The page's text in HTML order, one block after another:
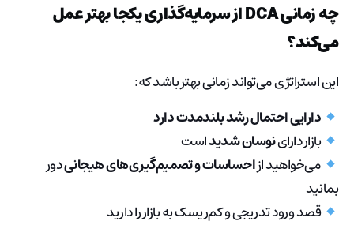
چه زمانی DCA از سرمایه‌گذاری یکجا بهتر عمل
می‌کند؟
این استراتژی می‌تواند زمانی بهتر باشد که:
دارایی احتمال رشد بلندمدت دارد
بازار داراینوسان شدیداست
می‌خواهید ازاحساسات و تصمیم‌گیری‌های هیجانیدور
بمانید
قصد ورود تدریجی و کم‌ریسک به بازار را دارید